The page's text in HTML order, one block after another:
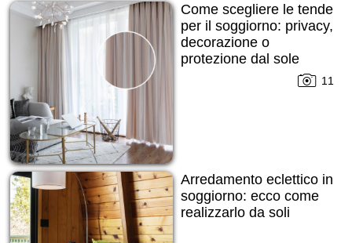
Come scegliere le tende
per il soggiorno: privacy,
decorazione o
protezione dal sole
11
Arredamento eclettico in
soggiorno: ecco come
realizzarlo da soli